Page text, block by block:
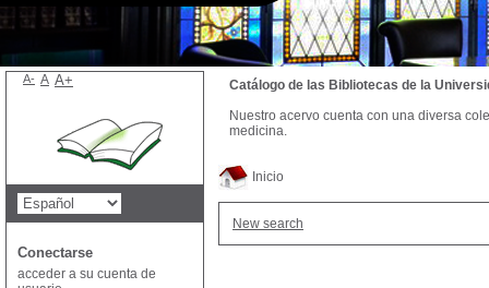
Inicio
New search
Catálogo de las Bibliotecas de la
Nuestro acervo cuenta con una diversa
medicina.
A- A A+
Conectarse
acceder a su cuenta de